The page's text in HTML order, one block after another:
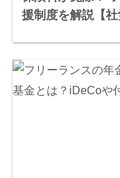
援制度を解説【社